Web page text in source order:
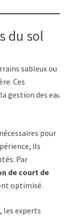
du sol
sableux ou
Ces
des eaux
pour
ils
Par
de court de
optimisé.
les experts